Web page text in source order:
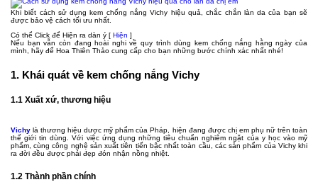
Khi biết cách sử dụng kem chống nắng Vichy hiệu quả, chắc chắn làn da của bạn sẽ
được bảo vệ cách tối ưu nhất.
Có thể Click để Hiện ra dàn ý [ Hiện ]
Nếu bạn vẫn còn đang hoài nghi về quy trình dùng kem chống nắng hằng ngày của
mình, hãy để Hoa Thiên Thảo cung cấp cho bạn những bước chính xác nhất nhé!
1. Khái quát về kem chống nắng Vichy
1.1 Xuất xứ, thương hiệu
Vichy là thương hiệu dược mỹ phẩm của Pháp, hiện đang được chị em phụ nữ trên toàn
thế giới tin dùng. Với việc ứng dụng những tiêu chuẩn nghiêm ngặt của y học vào mỹ
phẩm, cùng công nghệ sản xuất tiên tiến bậc nhất toàn cầu, các sản phẩm của Vichy khi
ra đời đều được phái đẹp đón nhận nồng nhiệt.
1.2 Thành phần chính